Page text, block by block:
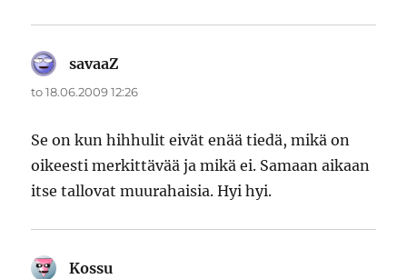
savaaZ
to 18.06.2009 12:26
Se on kun hihhulit eivät enää tiedä, mikä on
oikeesti merkittävää ja mikä ei. Samaan aikaan
itse tallovat muurahaisia. Hyi hyi.
Kossu